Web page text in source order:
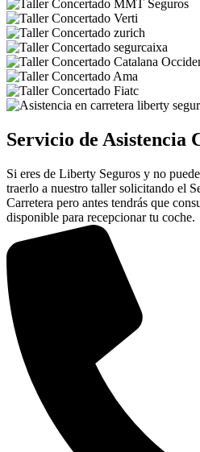
Servicio de Asistencia
Si eres de Liberty Seguros y no
traerlo a nuestro taller solicitando el
Carretera pero antes tendrás que
disponible para recepcionar tu coche.